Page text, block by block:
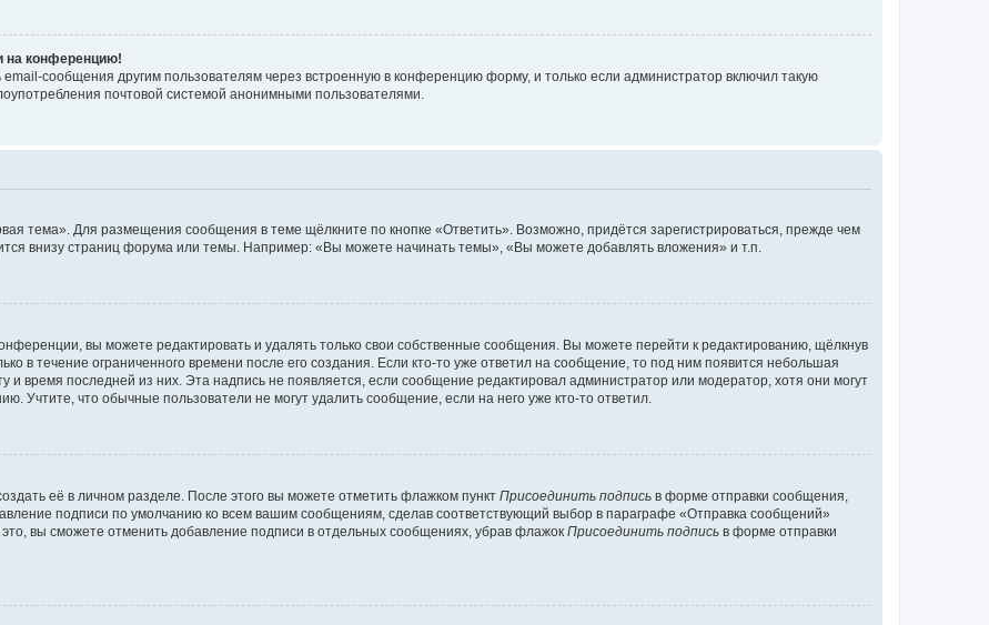
на конференцию!
email-сообщения другим пользователям через встроенную в конференцию форму, и только если администратор включил такую
почтовой системой анонимными пользователями.
тема». Для размещения сообщения в теме щёлкните по кнопке «Ответить». Возможно, придётся зарегистрироваться, прежде чем
внизу страниц форума или темы. Например: «Вы можете начинать темы», «Вы можете добавлять вложения» и т.п.
вы можете редактировать и удалять только свои собственные сообщения. Вы можете перейти к редактированию, щёлкнув
в течение ограниченного времени после его создания. Если кто-то уже ответил на сообщение, то под ним появится небольшая
и время последней из них. Эта надпись не появляется, если сообщение редактировал администратор или модератор, хотя они могут
Учтите, что обычные пользователи не могут удалить сообщение, если на него уже кто-то ответил.
её в личном разделе. После этого вы можете отметить флажком пункт Присоединить подпись в форме отправки сообщения,
подписи по умолчанию ко всем вашим сообщениям, сделав соответствующий выбор в параграфе «Отправка сообщений»
вы сможете отменить добавление подписи в отдельных сообщениях, убрав флажок Присоединить подпись в форме отправки